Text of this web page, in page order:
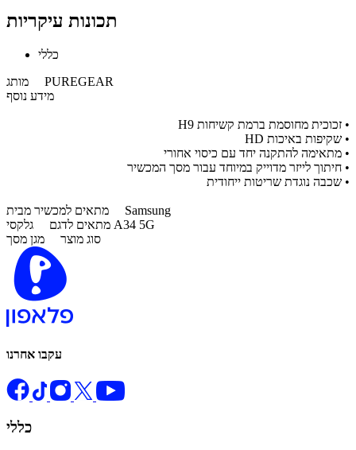
תכונות עיקריות
כללי
מותג PUREGEAR
מידע נוסף
• זכוכית מחוסמת ברמת קשיחות H9
• שקיפות באיכות HD
• מתאימה להתקנה יחד עם כיסוי אחורי
• חיתוך לייזר מדוייק במיוחד עבור מסך המכשיר
• שכבה נוגדת שריטות ייחודית
מתאים למכשיר מבית Samsung
מתאים לדגם גלקסי A34 5G
סוג מוצר מגן מסך
עקבו אחרנו
כללי